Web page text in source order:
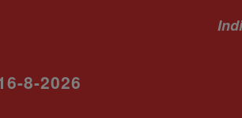
8-2026